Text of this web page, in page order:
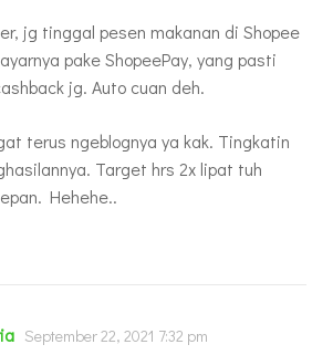
jg tinggal pesen makanan di Shopee
pake ShopeePay, yang pasti
jg. Auto cuan deh.
terus ngeblognya ya kak. Tingkatin
Target hrs 2x lipat tuh
Hehehe..
September 22, 2021 7:32 pm